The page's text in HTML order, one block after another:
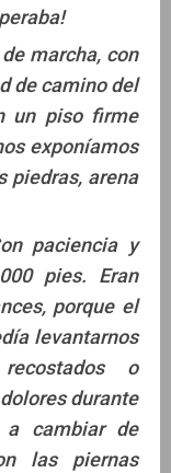
marcha, con
de camino del
un piso firme
exponíamos
piedras, arena
paciencia y
pies. Eran
porque el
levantarnos
o
durante
a cambiar de
las piernas